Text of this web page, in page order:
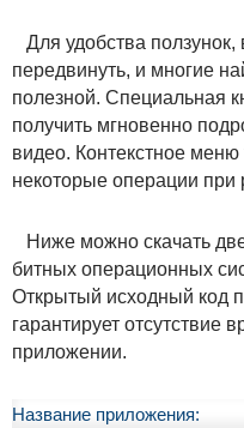
Для удобства
передвинуть, и многие
полезной. Специальная
получить мгновенно
видео. Контекстное
некоторые операции при
Ниже можно скачать
битных операционных
Открытый исходный код
гарантирует отсутствие
приложении.
Название приложения: